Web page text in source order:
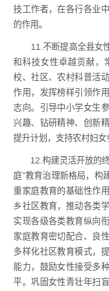
技工作者，在各行各业
的作用。
11.不断提高全县女性
和科技女性卓越贡献，
校、社区、农村科普活
作用，发挥榜样引领作
志向。引导中小学女生
兴趣、钻研精神、创新
提升计划，支持农村妇女
12.构建灵活开放的终
庭”教育治理新格局，构
重家庭教育的基础性作
乡社区教育，推动各类
实现各级各类教育纵向
家庭教育密切配合、良
多样化社区教育模式，
能力，鼓励女性接受多
平。巩固女性青壮年扫